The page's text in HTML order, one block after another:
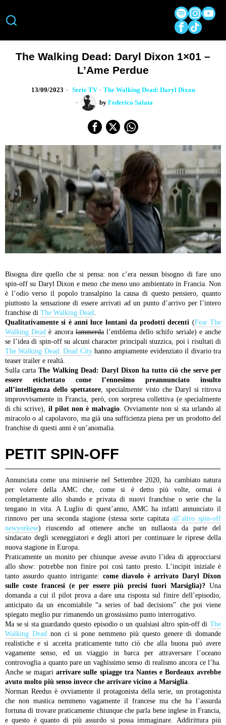
The Walking Dead: Daryl Dixon 1×01 –
L’Ame Perdue
13/09/2023 Serie TV · The Walking Dead: Daryl Dixon
by Federico Salata
Bisogna dire quello che si pensa: non c’era nessun bisogno di fare uno
spin-off su Daryl Dixon e meno che meno uno ambientato in Francia. Non
è l’odio verso il popolo transalpino la causa di questo pensiero, quanto
piuttosto la sensazione di essere arrivati ad un punto d’arrivo per l’intero
franchise di The Walking Dead
Qualitativamente si è anni luce lontani da prodotti decenti (Fear The
Walking Dead è ancoralammerdal’emblema dello schifo seriale) e anche
se l’idea di spin-off su alcuni character principali stuzzica, poi i risultati di
The Walking Dead: Dead Cityhanno ampiamente evidenziato il divario tra
teaser trailer e realtà.
Sulla carta The Walking Dead: Daryl Dixon ha tutto ciò che serve per
essere etichettato come l’ennesimo preannunciato insulto
all’intelligenza dello spettatore , specialmente visto che Daryl si ritrova
improvvisamente in Francia, però, con sorpresa collettiva (e specialmente
di chi scrive), il pilot non è malvagio. Ovviamente non si sta urlando al
miracolo o al capolavoro, ma già una sufficienza piena per un prodotto del
franchise di questi anni è un’anomalia.
PETIT SPIN-OFF
Annunciata come una miniserie nel Settembre 2020, ha cambiato natura
per volere della AMC che, come si è detto più volte, ormai è
completamente allo sbando e privata di nuovi franchise o serie che la
tengano in vita. A Luglio di quest’anno, AMC ha infatti annunciato il
rinnovo per una seconda stagione (stessa sorte capitataall’altro spin-off
newyorkese) riuscendo ad ottenere anche un nullaosta da parte del
sindacato degli sceneggiatori e degli attori per continuare le riprese della
nuova stagione in Europa.
Praticamente un monito per chiunque avesse avuto l’idea di approcciarsi
allo show: potrebbe non finire poi così tanto presto.
L’incipit iniziale è
tanto assurdo quanto intrigante: come diavolo è arrivato Daryl Dixon
sulle coste francesi (e per essere più precisi fuori Marsiglia)? Una
domanda a cui il pilot prova a dare una risposta sul finire dell’episodio,
anticipato da un encomiabile “a series of bad decisions” che poi viene
spiegato meglio pur rimanendo un grossissimo punto interrogativo.
Ma se si sta guardando questo episodio o un qualsiasi altro spin-off di The
Walking Dead non ci si pone nemmeno più questo genere di domande
realistiche e si accetta praticamente tutto ciò che alla buona può avere
vagamente senso, ed un viaggio in barca per attraversare l’oceano
controvoglia a quanto pare un vaghissimo senso di realismo ancora ce l’ha.
Anche se magariarrivare sulle spiagge tra Nantes e Bordeaux avrebbe
avuto molto più senso invece che arrivare vicino a Marsiglia
Norman Reedus è ovviamente il protagonista della serie, un protagonista
che non mastica nemmeno vagamente il francese ma che ha l’assurda
fortuna di trovare praticamente chiunque che parla bene inglese in Francia,
e questo è quanto di più assurdo si possa immaginare. Addirittura più